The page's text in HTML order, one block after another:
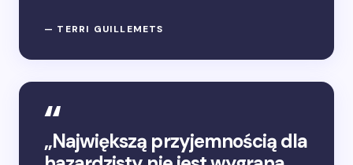
— TERRI GUILLEMETS
„Największą przyjemnością dla